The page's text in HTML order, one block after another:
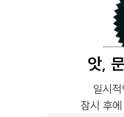
앗,
일시
잠시 후